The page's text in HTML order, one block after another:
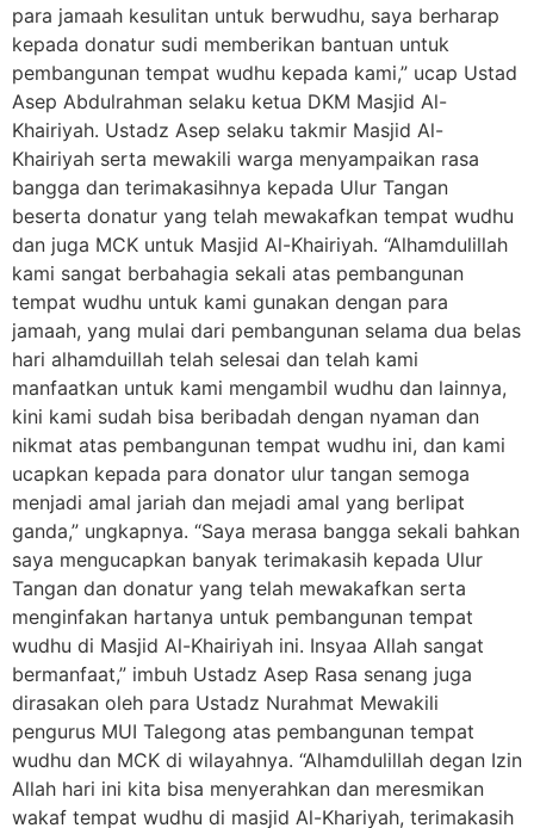
para jamaah kesulitan untuk berwudhu, saya berharap
kepada donatur sudi memberikan bantuan untuk
pembangunan tempat wudhu kepada kami,” ucap Ustad
Asep Abdulrahman selaku ketua DKM Masjid Al-
Khairiyah. Ustadz Asep selaku takmir Masjid Al-
Khairiyah serta mewakili warga menyampaikan rasa
bangga dan terimakasihnya kepada Ulur Tangan
beserta donatur yang telah mewakafkan tempat wudhu
dan juga MCK untuk Masjid Al-Khairiyah. “Alhamdulillah
kami sangat berbahagia sekali atas pembangunan
tempat wudhu untuk kami gunakan dengan para
jamaah, yang mulai dari pembangunan selama dua belas
hari alhamduillah telah selesai dan telah kami
manfaatkan untuk kami mengambil wudhu dan lainnya,
kini kami sudah bisa beribadah dengan nyaman dan
nikmat atas pembangunan tempat wudhu ini, dan kami
ucapkan kepada para donator ulur tangan semoga
menjadi amal jariah dan mejadi amal yang berlipat
ganda,” ungkapnya. “Saya merasa bangga sekali bahkan
saya mengucapkan banyak terimakasih kepada Ulur
Tangan dan donatur yang telah mewakafkan serta
menginfakan hartanya untuk pembangunan tempat
wudhu di Masjid Al-Khairiyah ini. Insyaa Allah sangat
bermanfaat,” imbuh Ustadz Asep Rasa senang juga
dirasakan oleh para Ustadz Nurahmat Mewakili
pengurus MUI Talegong atas pembangunan tempat
wudhu dan MCK di wilayahnya. “Alhamdulillah degan Izin
Allah hari ini kita bisa menyerahkan dan meresmikan
wakaf tempat wudhu di masjid Al-Khariyah, terimakasih